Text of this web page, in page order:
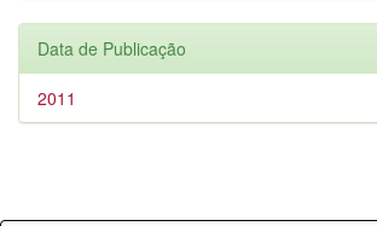
Data de Publicação
2011